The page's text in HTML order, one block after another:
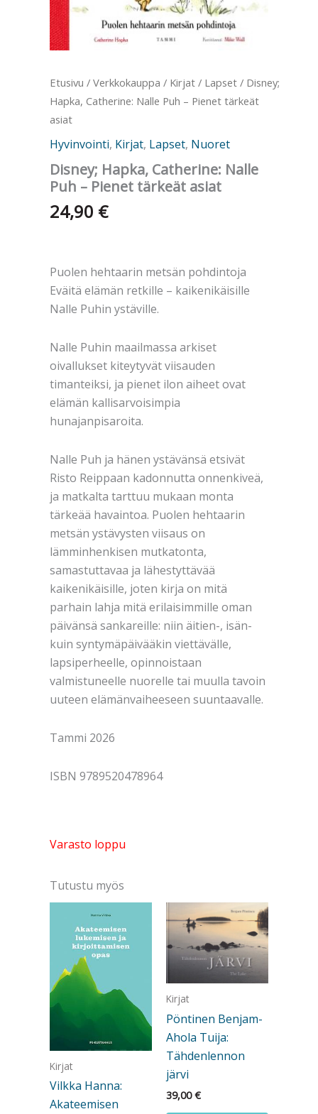
Etusivu / Verkkokauppa / Kirjat / Lapset / Disney;
Hapka, Catherine: Nalle Puh – Pienet tärkeät
asiat
Hyvinvointi, Kirjat, Lapset, Nuoret
Disney; Hapka, Catherine: Nalle
Puh – Pienet tärkeät asiat
24,90 €
Puolen hehtaarin metsän pohdintoja
Eväitä elämän retkille – kaikenikäisille
Nalle Puhin ystäville.
Nalle Puhin maailmassa arkiset
oivallukset kiteytyvät viisauden
timanteiksi, ja pienet ilon aiheet ovat
elämän kallisarvoisimpia
hunajanpisaroita.
Nalle Puh ja hänen ystävänsä etsivät
Risto Reippaan kadonnutta onnenkiveä,
ja matkalta tarttuu mukaan monta
tärkeää havaintoa. Puolen hehtaarin
metsän ystävysten viisaus on
lämminhenkisen mutkatonta,
samastuttavaa ja lähestyttävää
kaikenikäisille, joten kirja on mitä
parhain lahja mitä erilaisimmille oman
päivänsä sankareille: niin äitien-, isän-
kuin syntymäpäivääkin viettävälle,
lapsiperheelle, opinnoistaan
valmistuneelle nuorelle tai muulla tavoin
uuteen elämänvaiheeseen suuntaavalle.
Tammi 2026
ISBN 9789520478964
Varasto loppu
Tutustu myös
Kirjat
Vilkka Hanna:
Akateemisen
Kirjat
Pöntinen Benjam-
Ahola Tuija:
Tähdenlennon
järvi
39,00€